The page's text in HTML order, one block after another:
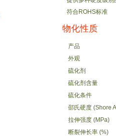
符合ROHS标准
物化性质
产品
外观
硫化剂
硫化剂含量
硫化条件
邵氏硬度 (Shore
拉伸强度 (MPa)
断裂伸长率 (%)